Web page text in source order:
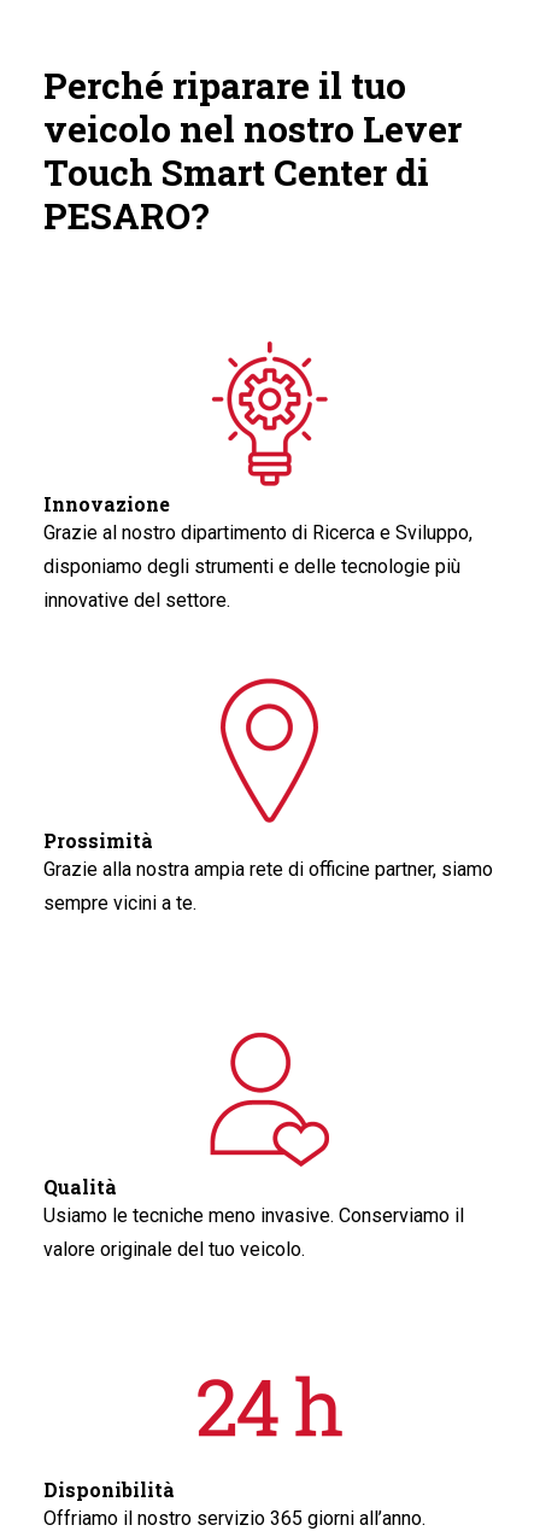
Perché riparare il tuo
veicolo nel nostro Lever
Touch Smart Center di
PESARO?
Innovazione
Grazie al nostro dipartimento di Ricerca e Sviluppo,
disponiamo degli strumenti e delle tecnologie più
innovative del settore.
Prossimità
Grazie alla nostra ampia rete di officine partner, siamo
sempre vicini a te.
Qualità
Usiamo le tecniche meno invasive. Conserviamo il
valore originale del tuo veicolo.
Disponibilità
Offriamo il nostro servizio 365 giorni all’anno.